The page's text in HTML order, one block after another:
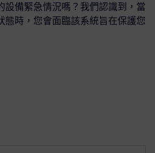
設備緊急情況嗎？我們認識到，當
態時，您會面臨該系統旨在保護您